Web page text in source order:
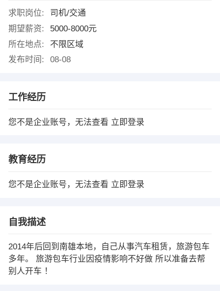
求职岗位:
司机/交通
期望薪资:
5000-8000元
所在地点:
不限区域
发布时间:
08-08
工作经历
您不是企业账号，无法查看 立即登录
教育经历
您不是企业账号，无法查看 立即登录
自我描述
2014年后回到南雄本地，自己从事汽车租赁，旅游包车
多年。 旅游包车行业因疫情影响不好做 所以准备去帮
别人开车 ！